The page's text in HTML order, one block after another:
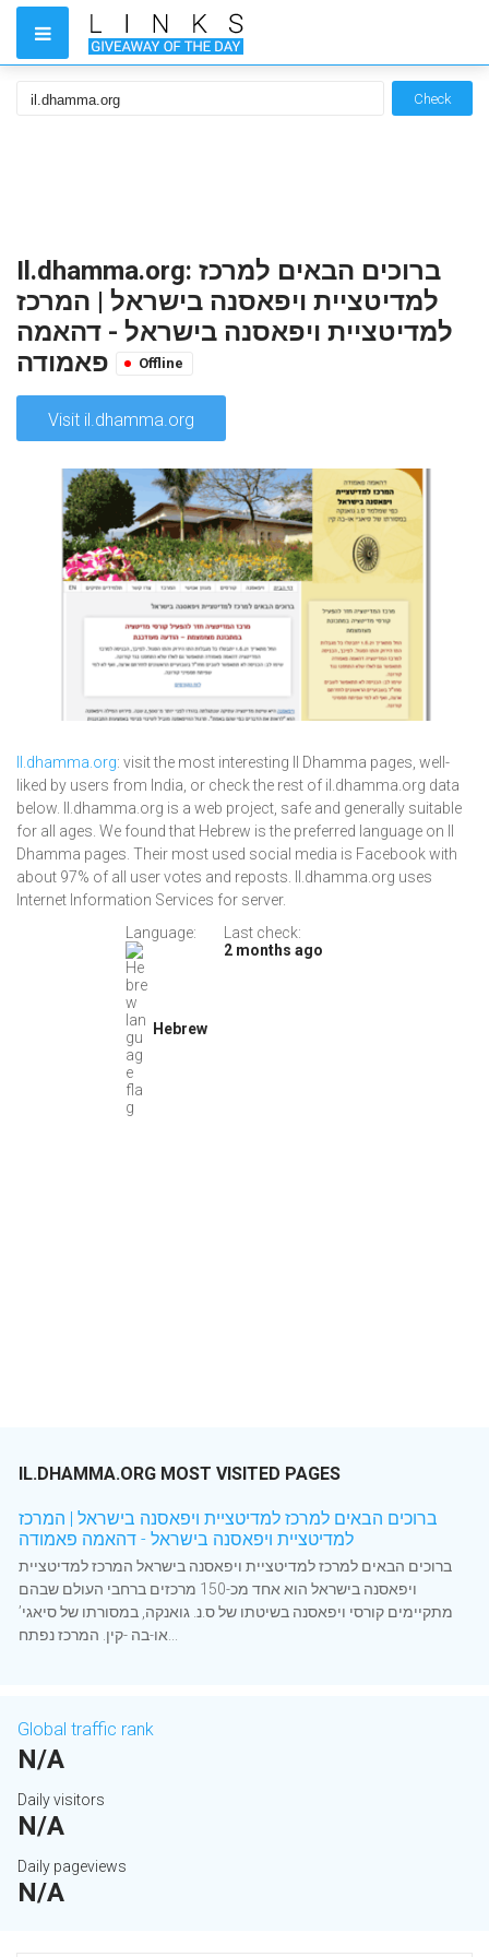
Check
Il.dhamma.org: ברוכים הבאים למרכז
למדיטציית ויפאסנה בישראל | המרכז
למדיטציית ויפאסנה בישראל - דהאמה
Offline
Visit il.dhamma.org
Il.dhamma.org: visit the most interesting Il Dhamma pages, well-
liked by users from India, or check the rest of il.dhamma.org data
below. Il.dhamma.org is a web project, safe and generally suitable
for all ages. We found that Hebrew is the preferred language on Il
Dhamma pages. Their most used social media is Facebook with
about 97% of all user votes and reposts. Il.dhamma.org uses
Internet Information Services for server.
Language:
Hebrew
Last check:
2 months ago
IL.DHAMMA.ORG MOST VISITED PAGES
ברוכים הבאים למרכז למדיטציית ויפאסנה בישראל | המרכז
למדיטציית ויפאסנה בישראל - דהאמה פאמודה
ברוכים הבאים למרכז למדיטציית ויפאסנה בישראל המרכז למדיטציית
ויפאסנה בישראל הוא אחד מכ-150 מרכזים ברחבי העולם שבהם
מתקיימים קורסי ויפאסנה בשיטתו של ס.נ. גואנקה, במסורתו של סיאגי’
Global traffic rank
N/A
Daily visitors
N/A
Daily pageviews
N/A